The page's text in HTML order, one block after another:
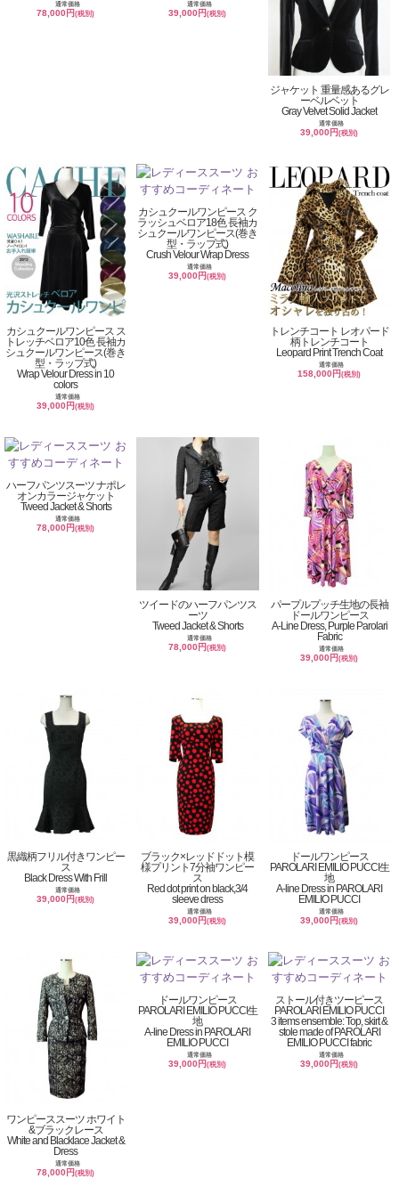
通常価格
78,000円(税別)
通常価格
39,000円(税別)
ジャケット 重量感あるグレ
ーベルベット
Gray Velvet Solid Jacket
通常価格
39,000円(税別)
カシュクールワンピース ス
トレッチベロア10色 長袖カ
シュクールワンピース(巻き
型・ラップ式)
Wrap Velour Dress in 10
colors
通常価格
39,000円(税別)
カシュクールワンピース ク
ラッシュベロア18色 長袖カ
シュクールワンピース(巻き
型・ラップ式)
Crush Velour Wrap Dress
通常価格
39,000円(税別)
トレンチコート レオパード
柄トレンチコート
Leopard Print Trench Coat
通常価格
158,000円(税別)
ハーフパンツスーツ ナポレ
オンカラージャケット
Tweed Jacket & Shorts
通常価格
78,000円(税別)
ツイードのハーフパンツス
ーツ
Tweed Jacket & Shorts
通常価格
78,000円(税別)
パープルプッチ生地の長袖
ドールワンピース
A-Line Dress, Purple Parolari
Fabric
通常価格
39,000円(税別)
黒織柄フリル付きワンピー
ス
Black Dress With Frill
通常価格
39,000円(税別)
ブラック×レッドドット模
様プリント7分袖ワンピー
ス
Red dot print on black,3/4
sleeve dress
通常価格
39,000円(税別)
ドールワンピース
PAROLARI EMILIO PUCCI生
地
A-line Dress in PAROLARI
EMILIO PUCCI
通常価格
39,000円(税別)
ワンピーススーツ ホワイト
&ブラックレース
White and Blacklace Jacket &
Dress
通常価格
78,000円(税別)
ドールワンピース
PAROLARI EMILIO PUCCI生
地
A-line Dress in PAROLARI
EMILIO PUCCI
通常価格
39,000円(税別)
ストール付きツーピース
PAROLARI EMILIO PUCCI
3 items ensemble: Top, skirt &
stole made of PAROLARI
EMILIO PUCCI fabric
通常価格
39,000円(税別)